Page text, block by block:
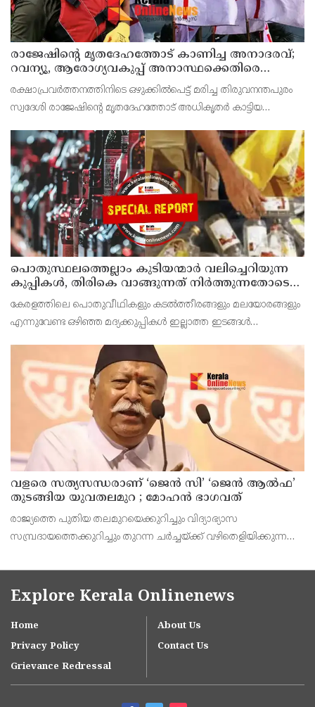
രാജേഷിന്റെ മൃതദേഹത്തോട് കാണിച്ച അനാദരവ്;
റവന്യൂ, ആരോഗ്യവകുപ്പ് അനാസ്ഥക്കെതിരെ
കടുത്ത നടപടി വേണം; ഡിവൈഎഫ്ഐ
ശക്തമായ പ്രതിഷേധത്തിലേക്ക്
രക്ഷാപ്രവർത്തനത്തിനിടെ ഒഴുക്കിൽപെട്ട് മരിച്ച തിരുവനന്തപുരം
സ്വദേശി രാജേഷിന്റെ മൃതദേഹത്തോട് അധികൃതർ കാട്ടിയ
കണ്ണൂർ ജില്ലാ സെക്രട്ടറിയേറ്റ് ശക്തമായി പ്രതിഷേധിക്ക
പൊതുസ്ഥലത്തെല്ലാം കുടിയന്മാര്‍ വലിച്ചെറിയുന്ന
കുപ്പികള്‍, തിരികെ വാങ്ങുന്നത് നിര്‍ത്തുന്നതോടെ
ഇത് ഇരട്ടിക്കും, കോടികളുടെ ലാഭമുള്ള പദ്ധതി
നിര്‍ത്തിയത് എന്തിന്? സര്‍ക്കാരിന്റേത് തലതിരിഞ്ഞ
തീരുമാനമോ?
കേരളത്തിലെ പൊതുവീഥികളും കടല്‍ത്തീരങ്ങളും മലയോരങ്ങളും
എന്നുവേണ്ട ഒഴിഞ്ഞ മദ്യക്കുപ്പികള്‍ ഇല്ലാത്ത ഇടങ്ങള്‍
വളരെ സത്യസന്ധരാണ് ‘ജെൻ സി’ ‘ജെൻ ആൽഫ’
തുടങ്ങിയ യുവതലമുറ ; മോഹൻ ഭാഗവത്
രാജ്യത്തെ പുതിയ തലമുറയെക്കുറിച്ചും വിദ്യാഭ്യാസ
സമ്പ്രദായത്തെക്കുറിച്ചും തുറന്ന ചർച്ചയ്ക്ക് വഴിതെളിയിക്കുന്ന
മോഹൻ ഭാഗവത് രംഗത്ത്. നിലവിലെ തലമുറയെക്കാൾ വളരെ
Explore Kerala Onlinenews
Home
About Us
Privacy Policy
Contact Us
Grievance Redressal